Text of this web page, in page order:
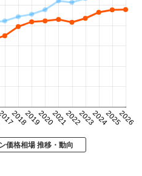
201820192020202120222023202420252026
価格相場 推移・動向